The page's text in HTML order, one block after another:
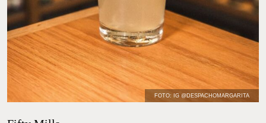
FOTO: IG @DESPACHOMARGARITA